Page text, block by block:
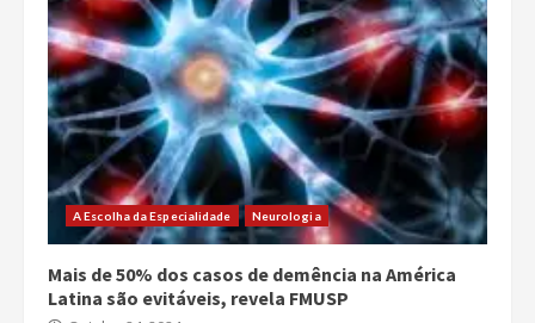
A Escolha da Especialidade Neurologia
Mais de 50% dos casos de demência na América
Latina são evitáveis, revela FMUSP